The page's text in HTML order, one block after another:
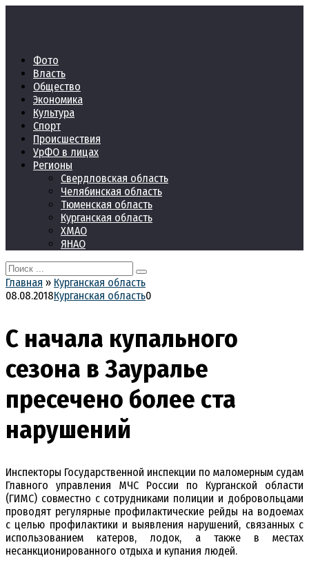
Фото
Власть
Общество
Экономика
Культура
Спорт
Происшествия
УрФО в лицах
Регионы
Свердловская область
Челябинская область
Тюменская область
Курганская область
ХМАО
ЯНАО
Search
for:
Главная » Курганская область
08.08.2018Курганская область0
С начала купального
сезона в Зауралье
пресечено более ста
нарушений
Инспекторы Государственной инспекции по маломерным судам
Главного управления МЧС России по Курганской области
(ГИМС) совместно с сотрудниками полиции и добровольцами
проводят регулярные профилактические рейды на водоемах
с целью профилактики и выявления нарушений, связанных с
использованием катеров, лодок, а также в местах
несанкционированного отдыха и купания людей.